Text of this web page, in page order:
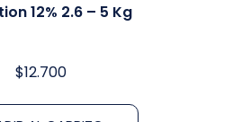
12% 2.6 – 5 Kg
$12.700